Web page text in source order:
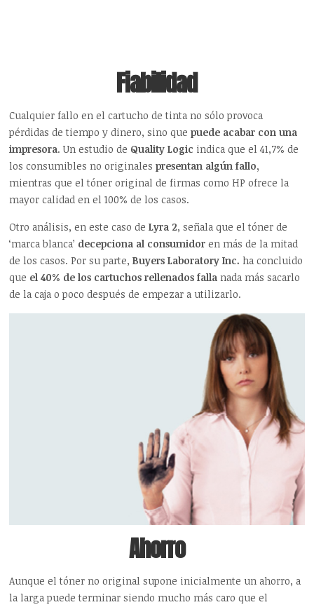
Fiabilidad
Cualquier fallo en el cartucho de tinta no sólo provoca
pérdidas de tiempo y dinero, sino quepuede acabar con una
impresora. Un estudio de Quality Logic indica que el 41,7% de
los consumibles no originales presentan algún fallo,
mientras que el tóner original de firmas como HP ofrece la
mayor calidad en el 100% de los casos.
Otro análisis, en este caso deLyra 2, señala que el tóner de
‘marca blanca’ decepciona al consumidoren más de la mitad
de los casos. Por su parte,Buyers Laboratory Inc. ha concluido
que el 40% de los cartuchos rellenados falla nada más sacarlo
de la caja o poco después de empezar a utilizarlo.
Ahorro
Aunque el tóner no original supone inicialmente un ahorro, a
la larga puede terminar siendo mucho más caro que el